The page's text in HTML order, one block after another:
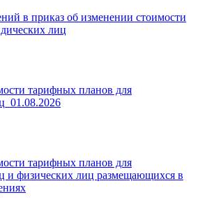
в приказ об изменении стоимости
лиц
тарифных планов для
тарифных планов для
и физических лиц размещающихся в